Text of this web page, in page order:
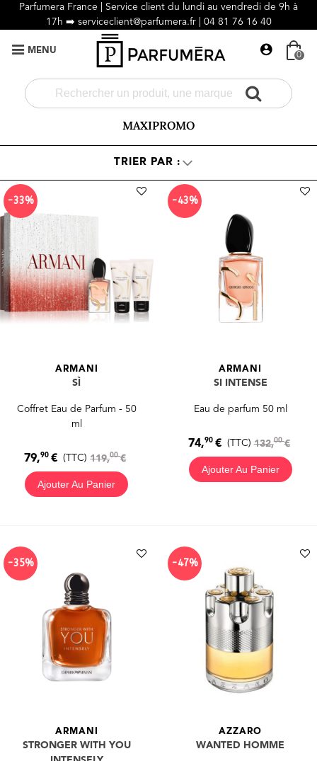
Parfumera France | Service client du lundi au vendredi de 9h à
17h ➡️ serviceclient@parfumera.fr | 04 81 76 16 40
MENU 0
MAXIPROMO
-33%
ARMANI
SÌ
Coffret Eau de Parfum - 50
ml
79,90€ (TTC) 119,00€
Ajouter Au Panier
-43%
ARMANI
SI INTENSE
Eau de parfum 50 ml
74,90 € (TTC) 132,00€
Ajouter Au Panier
-35%
ARMANI
STRONGER WITH YOU
-47%
AZZARO
WANTED HOMME